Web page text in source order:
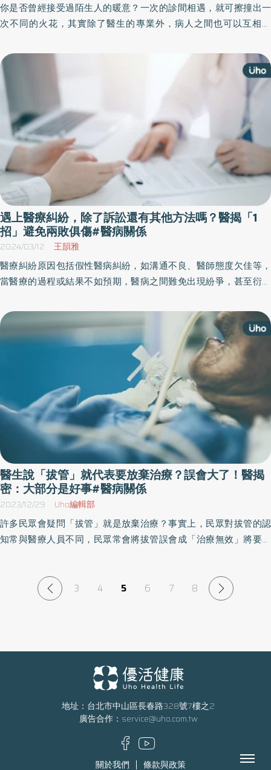
你是否曾經接受過陌生人的暖意？一次的診間相遇，就可擦撞出一
次不同的火花，其實除了醫生的專業外，病人之間也可以互相打
間故事，醫病關係從來不只有治療，治療病人的同時，可能也在治
療患者的家屬。以下為原書摘文：
遇上醫療糾紛，除了訴訟還有其他方法嗎？醫揭「1
招」避免兩敗俱傷#醫病關係
2024/03/12 王韻雅
醫療糾紛原因包括假性醫病糾紛，如溝通不良、醫師態度欠佳等，
當醫療的過程或結果不如預期，醫病之間難免出現紛爭，甚至衍生
起正式實施，並建立全新的「醫療爭議調解」程序，一般民眾可以
善用調解來爭取權益、解決紛爭。
醫生說「拔管」就代表要放棄治療？誤會大了！醫揭
密：大部分是好事#醫病關係
2023/12/29 Uho編輯部
許多民眾會疑問「拔管」就是放棄治療？事實上，民眾對拔管的認
知常與醫療人員不同，民眾常會將拔管誤會成「治療無效」將要往
關衛教知識，幫助民眾破除迷思。
3 4 5 6 7 8
地址：台北市中山區長春路328號7樓之2
廣告合作： service@uho.com.tw
關於我們 條款與政策 Menu